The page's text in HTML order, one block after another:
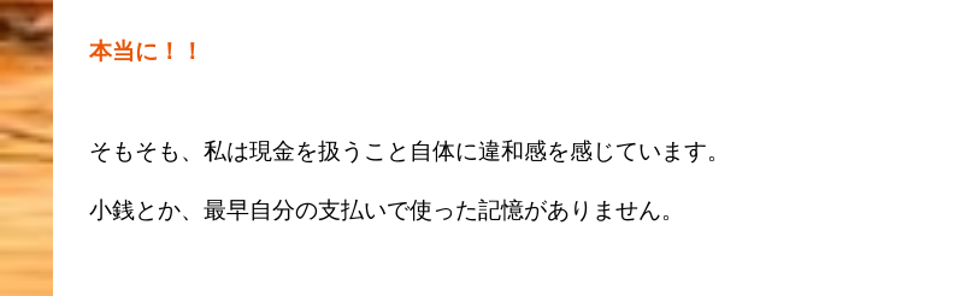
本当に！！
そもそも、私は現金を扱うこと自体に違和感を感じています。
小銭とか、最早自分の支払いで使った記憶がありません。